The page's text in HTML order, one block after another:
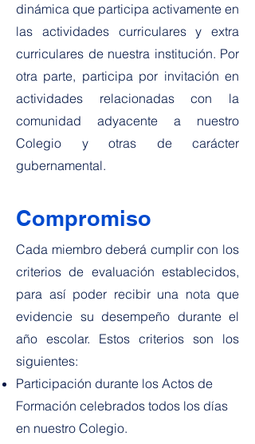
dinámica que participa activamente en
las actividades curriculares y extra
curriculares de nuestra institución. Por
otra parte, participa por invitación en
actividades relacionadas con la
comunidad adyacente a nuestro
Colegio y otras de carácter
gubernamental.
Compromiso
Cada miembro deberá cumplir con los
criterios de evaluación establecidos,
para así poder recibir una nota que
evidencie su desempeño durante el
año escolar. Estos criterios son los
siguientes:
Participación durante los Actos de
Formación celebrados todos los días
en nuestro Colegio.